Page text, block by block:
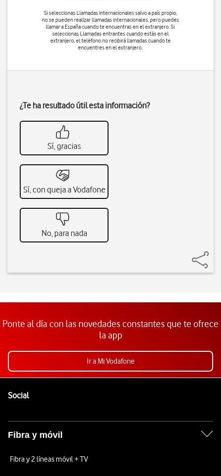
Si seleccionas Llamadas internacionales salvo a país propio,
no se pueden realizar llamadas internacionales, pero puedes
llamar a España cuando te encuentras en el extranjero. Si
seleccionas Llamadas entrantes cuando estás en el
extranjero, el teléfono no recibirá llamadas cuando te
encuentres en el extranjero.
¿Te ha resultado útil esta información?
Sí, gracias
Sí, con queja a Vodafone
No, para nada
Ponte al día con las novedades constantes que te ofrece
la app
Ir a Mi Vodafone
SocialEnlaces a las redes sociales de Vodafone
Fibra y móvil
Fibra y 2 líneas móvil + TV